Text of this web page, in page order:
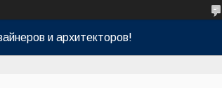
и архитекторов!